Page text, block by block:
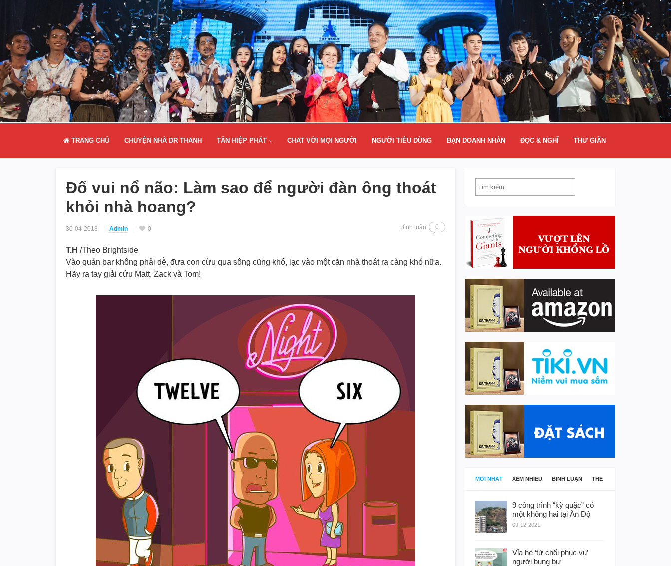
TRANG CHỦ CHUYỆN NHÀ DR THANH TÂN HIỆP PHÁT CHAT VỚI MỌI NGƯỜI NGƯỜI TIÊU DÙNG BẠN DOANH NHÂN ĐỌC & NGHĨ THƯ GIÃN
Đố vui nổ não: Làm sao để người đàn ông thoát
khỏi nhà hoang?
30-04-2018 Admin 0 Bình luận 0
T.H /Theo Brightside
Vào quán bar không phải dễ, đưa con cừu qua sông cũng khó, lạc vào một căn nhà thoát ra càng khó nữa.
Hãy ra tay giải cứu Matt, Zack và Tom!
MỚI NHẤT XEM NHIỀU BÌNH LUẬN THẺ
9 công trình “kỳ quặc” có
một không hai tại Ấn Độ
09-12-2021
Vỉa hè ‘từ chối phục vụ’
người bụng bự